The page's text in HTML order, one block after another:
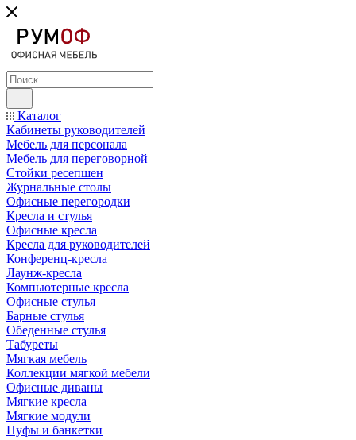
Каталог
Кабинеты руководителей
Мебель для персонала
Мебель для переговорной
Стойки ресепшен
Журнальные столы
Офисные перегородки
Кресла и стулья
Офисные кресла
Кресла для руководителей
Конференц-кресла
Лаунж-кресла
Компьютерные кресла
Офисные стулья
Барные стулья
Обеденные стулья
Табуреты
Мягкая мебель
Коллекции мягкой мебели
Офисные диваны
Мягкие кресла
Мягкие модули
Пуфы и банкетки